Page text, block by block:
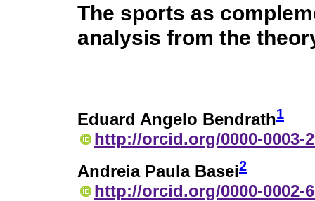
The sports as
analysis from the
Eduard Angelo Bendrath1
http://orcid.org/0000-0003-
Andreia Paula Basei2
http://orcid.org/0000-0002-